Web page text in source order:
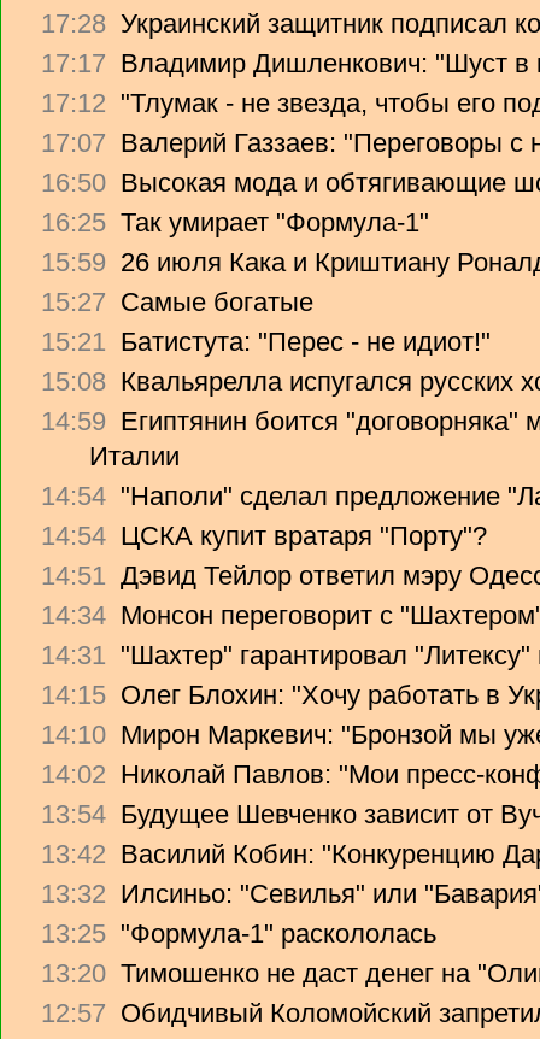
17:28 Украинский защитник подписал
17:17 Владимир Дишленкович: "Шуст в
17:12 "Тлумак - не звезда, чтобы его
17:07 Валерий Газзаев: "Переговоры с
16:50 Высокая мода и обтягивающие
16:25 Так умирает "Формула-1"
15:59 26 июля Кака и Криштиану
15:27 Самые богатые
15:21 Батистута: "Перес - не идиот!"
15:08 Квальярелла испугался русских
14:59 Египтянин боится
Италии
14:54 "Наполи" сделал предложение
14:54 ЦСКА купит вратаря "Порту"?
14:51 Дэвид Тейлор ответил мэру
14:34 Монсон переговорит с
14:31 "Шахтер" гарантировал
14:15 Олег Блохин: "Хочу работать в
14:10 Мирон Маркевич: "Бронзой мы
14:02 Николай Павлов: "Мои пресс-
13:54 Будущее Шевченко зависит от
13:42 Василий Кобин: "Конкуренцию
13:32 Илсиньо: "Севилья" или
13:25 "Формула-1" раскололась
13:20 Тимошенко не даст денег на
12:57 Обидчивый Коломойский